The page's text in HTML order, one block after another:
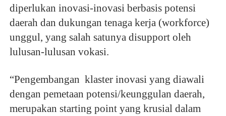
diperlukan inovasi-inovasi berbasis potensi
daerah dan dukungan tenaga kerja (workforce)
unggul, yang salah satunya disupport oleh
lulusan-lulusan vokasi.
“Pengembangan klaster inovasi yang diawali
dengan pemetaan potensi/keunggulan daerah,
merupakan starting point yang krusial dalam